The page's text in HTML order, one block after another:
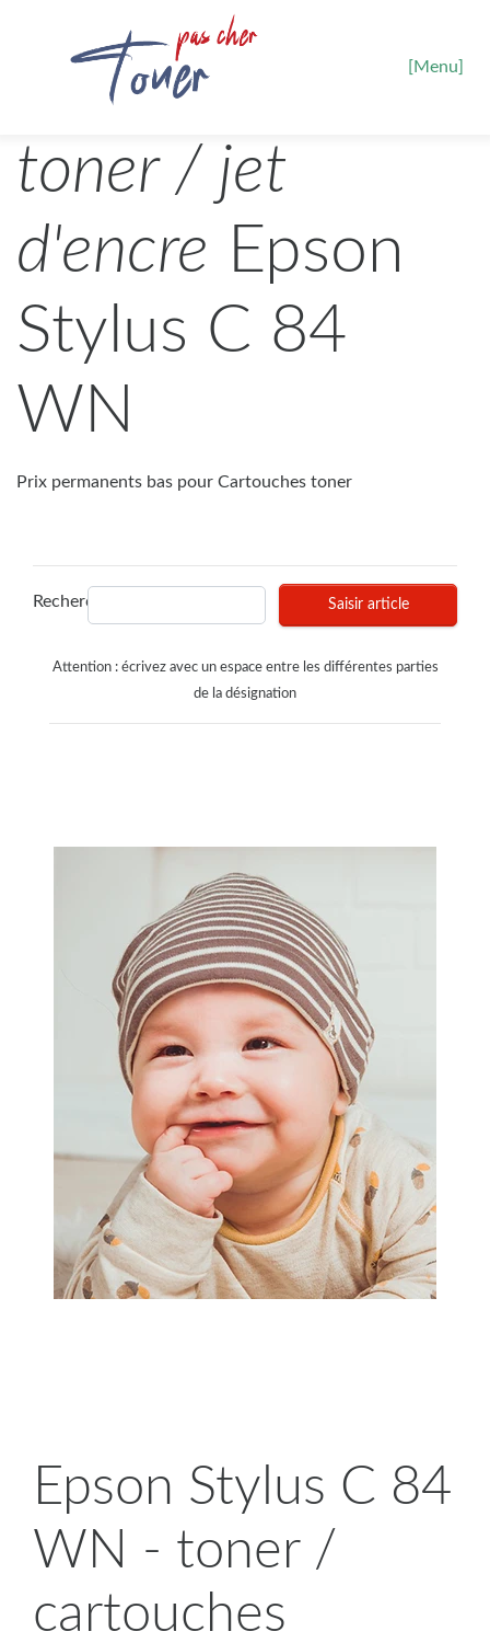
[Menu]
toner / jet
d'encre Epson
Stylus C 84
WN
Prix permanents bas pour Cartouches toner
Recherches Saisir article
Attention : écrivez avec un espace entre les différentes parties
de la désignation
Epson Stylus C 84
WN - toner /
cartouches